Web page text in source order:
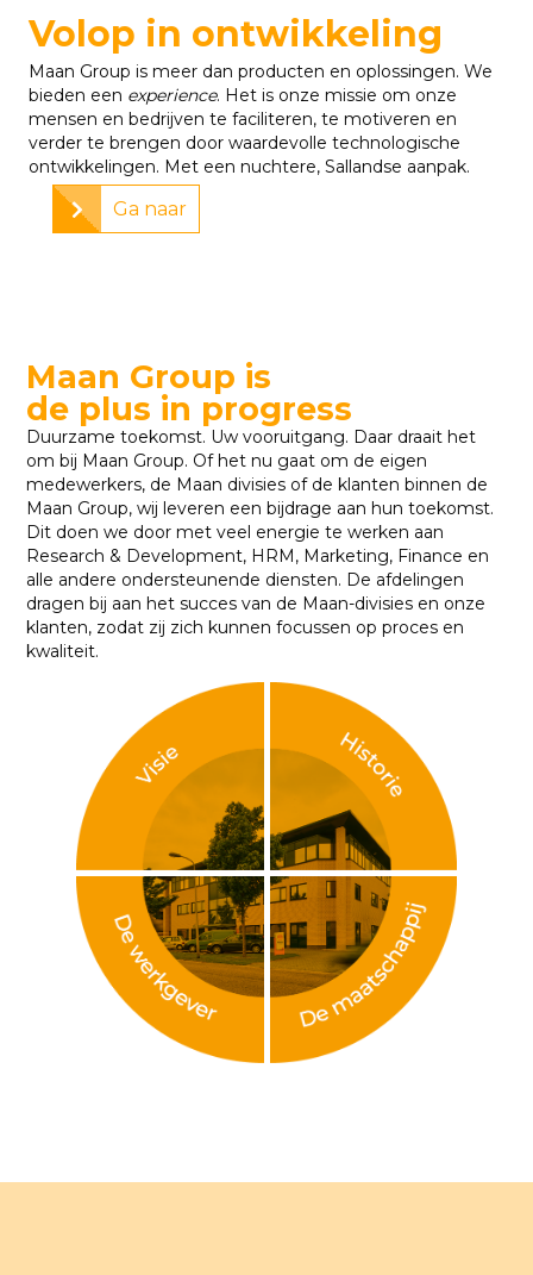
Volop in ontwikkeling
Maan Group is meer dan producten en oplossingen. We
bieden een experience. Het is onze missie om onze
mensen en bedrijven te faciliteren, te motiveren en
verder te brengen door waardevolle technologische
ontwikkelingen. Met een nuchtere, Sallandse aanpak.
Ga naar
Maan Group is
de plus in progress
Duurzame toekomst. Uw vooruitgang. Daar draait het
om bij Maan Group. Of het nu gaat om de eigen
medewerkers, de Maan divisies of de klanten binnen de
Maan Group, wij leveren een bijdrage aan hun toekomst.
Dit doen we door met veel energie te werken aan
Research & Development, HRM, Marketing, Finance en
alle andere ondersteunende diensten. De afdelingen
dragen bij aan het succes van de Maan-divisies en onze
klanten, zodat zij zich kunnen focussen op proces en
kwaliteit.